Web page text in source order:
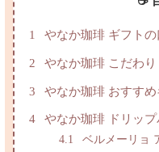
1 やなか珈琲 ギフトの
2 やなか珈琲 こだわり
3 やなか珈琲 おすす
4 やなか珈琲 ドリッ
4.1
ベルメーリョ